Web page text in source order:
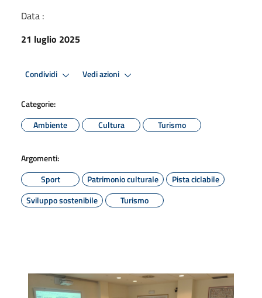
Data :
21 luglio 2025
Condividi Vedi azioni
Categorie:
Ambiente
Cultura Turismo
Argomenti:
Sport
Patrimonio culturale
Pista ciclabile
Sviluppo sostenibile
Turismo